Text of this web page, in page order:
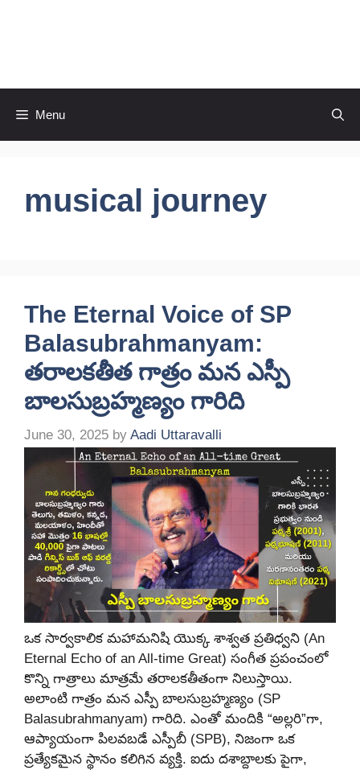
Menu
musical journey
The Eternal Voice of SP
Balasubrahmanyam:
తరాలకతీత గాత్రం మన ఎస్పీ
బాలసుబ్రహ్మణ్యం గారిది
June 30, 2025 by Aadi Uttaravalli
ఒక సార్వకాలిక మహామనిషి యొక్క శాశ్వత ప్రతిధ్వని (An
Eternal Echo of an All-time Great) సంగీత ప్రపంచంలో
కొన్ని గాత్రాలు మాత్రమే తరాలకతీతంగా నిలుస్తాయి.
అలాంటి గాత్రం మన ఎస్పీ బాలసుబ్రహ్మణ్యం (SP
Balasubrahmanyam) గారిది. ఎంతో మందికి “అల్లరి”గా,
ఆప్యాయంగా పిలవబడే ఎస్పీబీ (SPB), నిజంగా ఒక
ప్రత్యేకమైన స్థానం కలిగిన వ్యక్తి. ఐదు దశాబ్దాలకు పైగా,